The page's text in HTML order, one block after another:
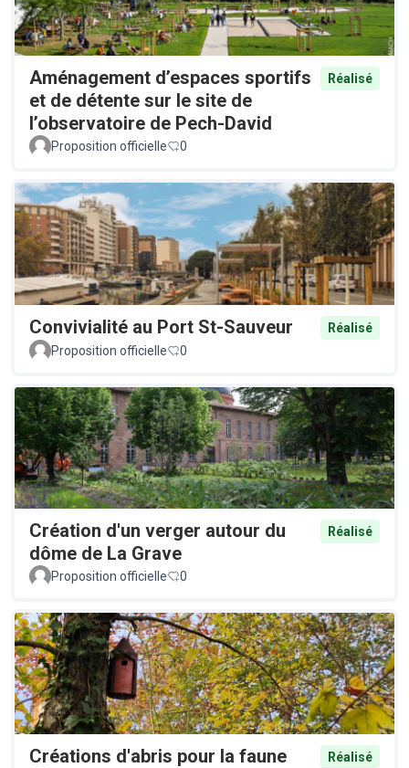
Aménagement d’espaces sportifs
et de détente sur le site de
l’observatoire de Pech-David
Réalisé
Proposition officielle 0
Convivialité au Port St-Sauveur
Réalisé
Proposition officielle
0
Création d'un verger autour du
dôme de La Grave
Réalisé
Proposition officielle 0
Créations d'abris pour la faune
Réalisé